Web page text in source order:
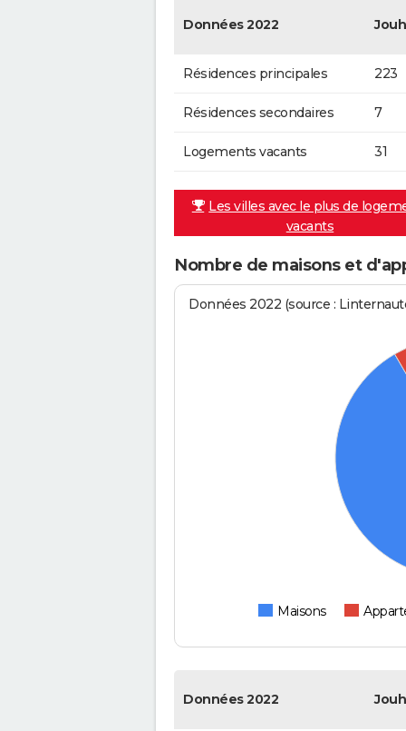
Données 2022
Résidences principales 223
Résidences secondaires 7
Logements vacants 31
Les villes avec le plus de
vacants
Nombre de maisons et
Données 2022 (source :
Maisons
Données 2022